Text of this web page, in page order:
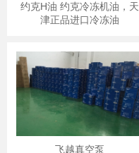
约克H油 约克冷冻机油，天
津正品进口冷冻油
飞越真空泵